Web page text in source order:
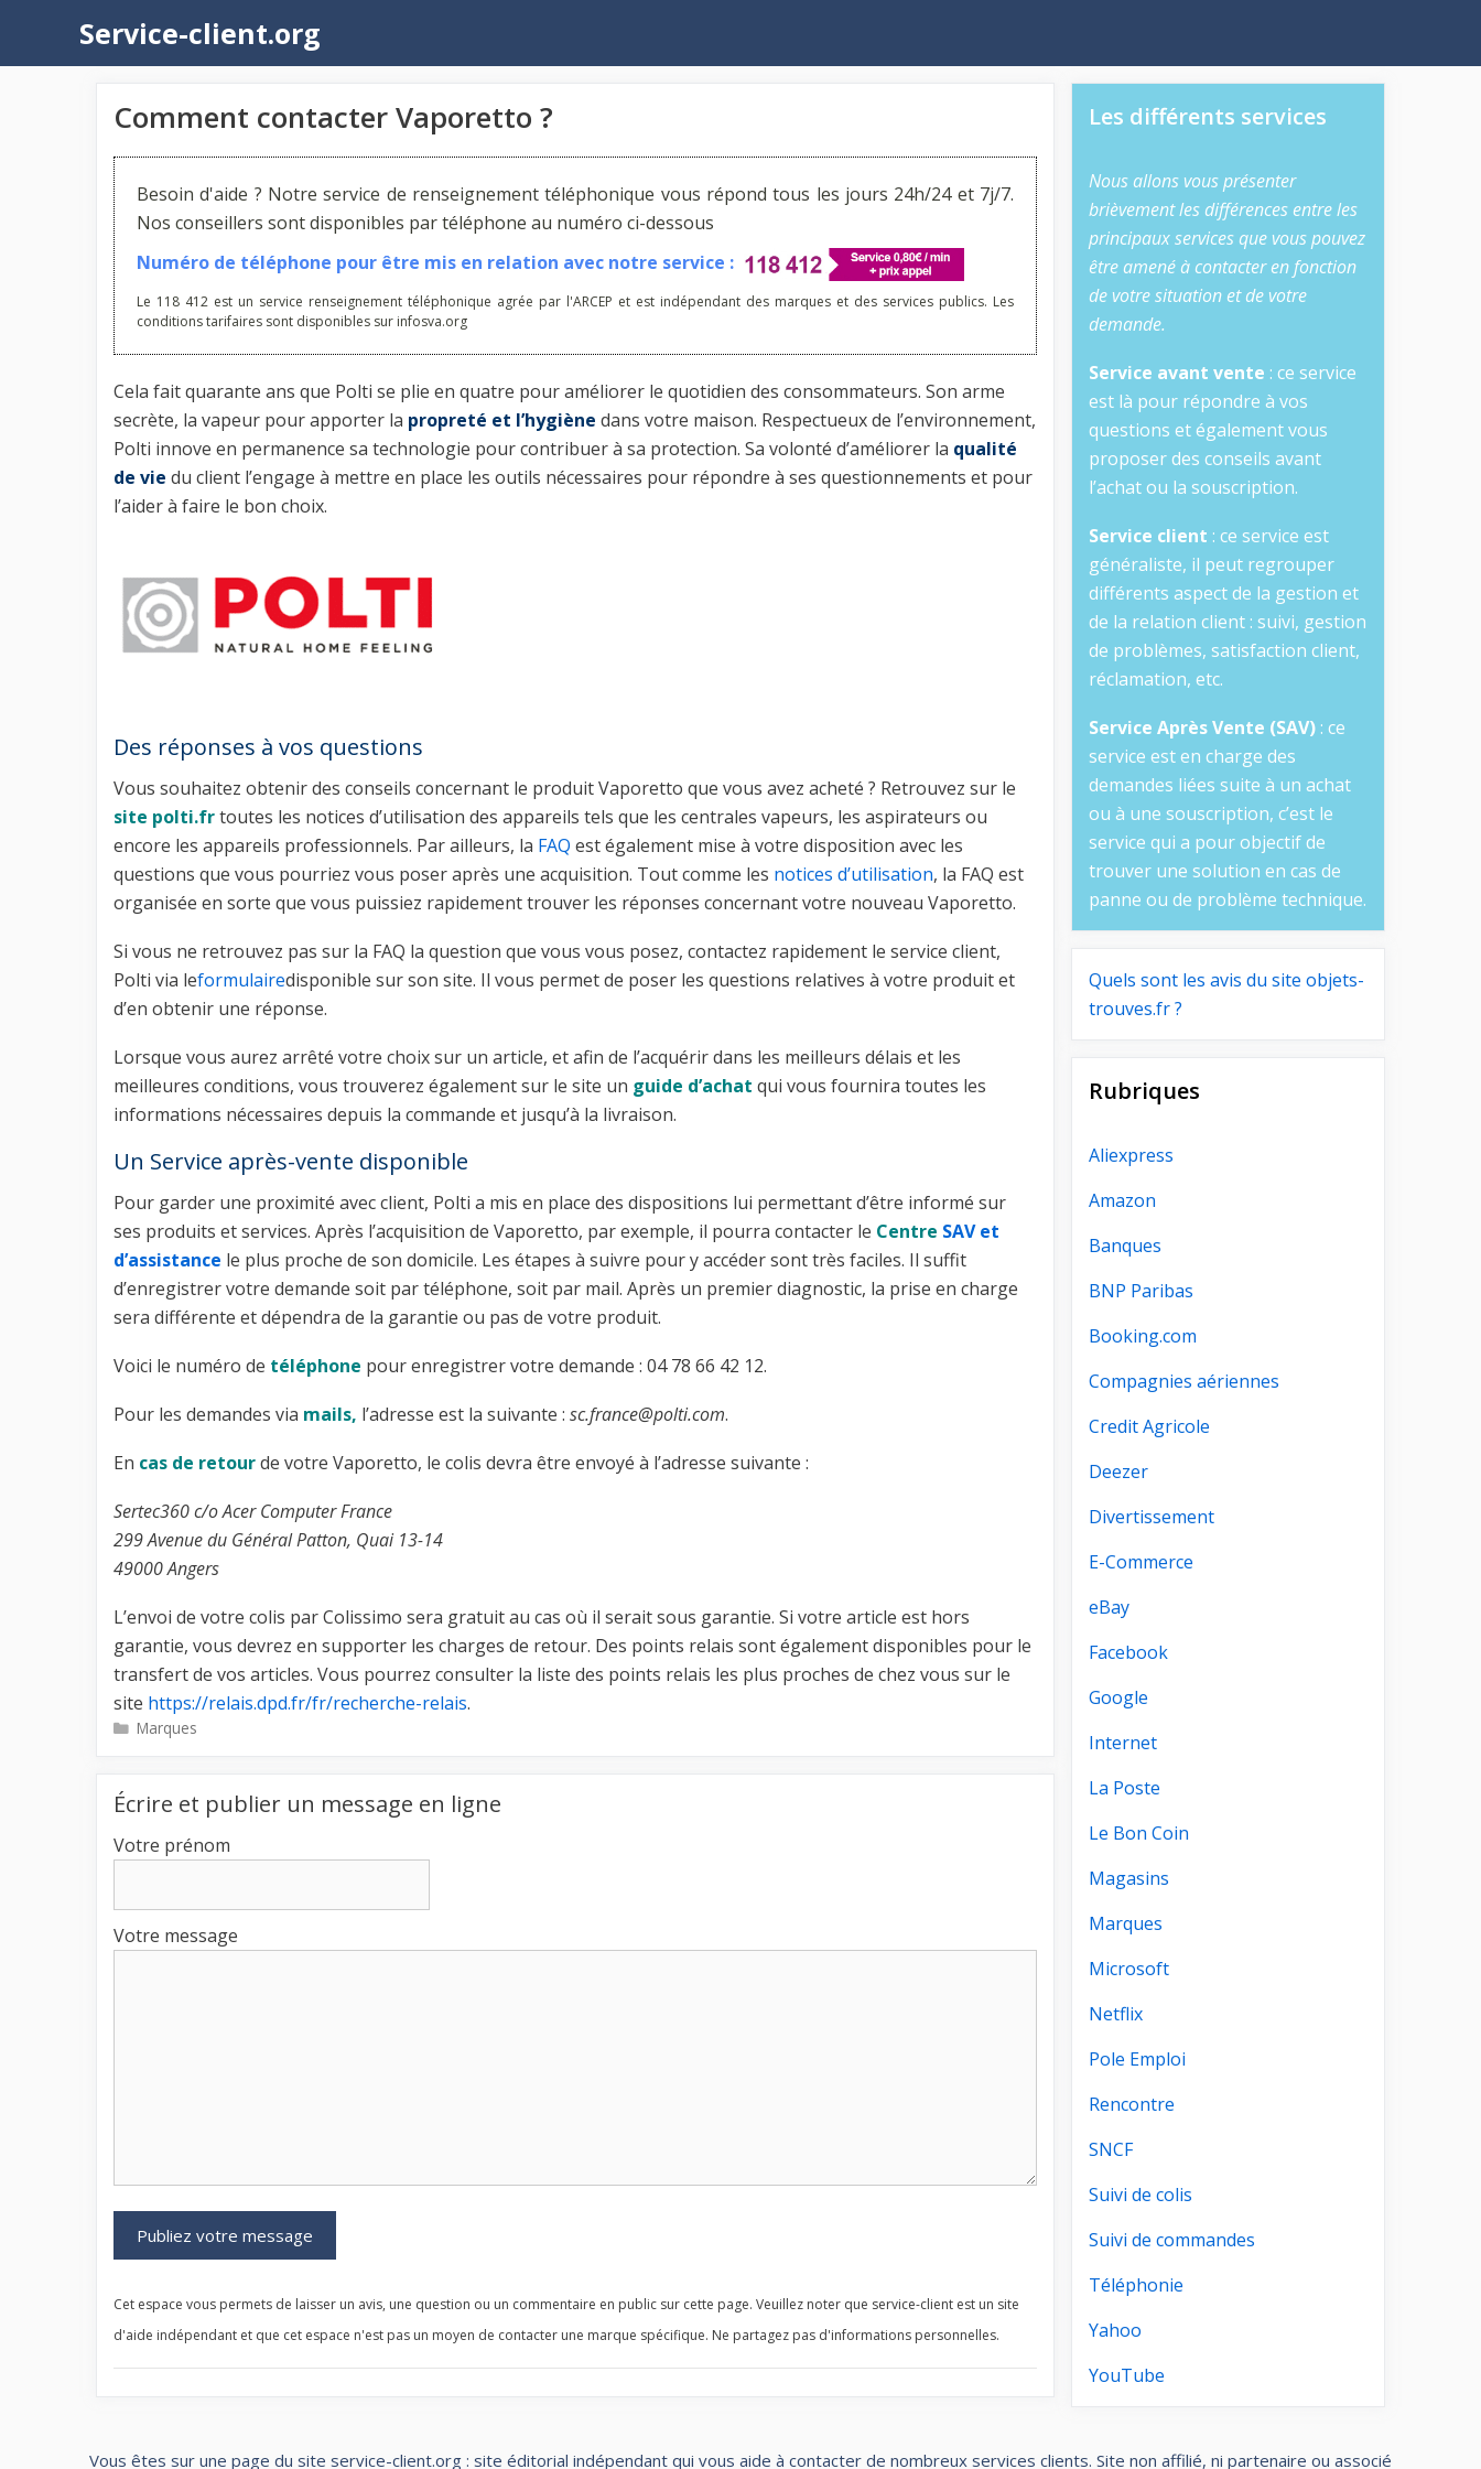
contenu
Service-client.org
Comment contacter Vaporetto ?
Besoin d'aide ? Notre service de renseignement téléphonique vous répond tous les jours 24h/24 et 7j/7.
Nos conseillers sont disponibles par téléphone au numéro ci-dessous
Numéro de téléphone pour être mis en relation avec notre service :
Le 118 412 est un service renseignement téléphonique agrée par l'ARCEP et est indépendant des marques et des services publics. Les
conditions tarifaires sont disponibles sur infosva.org
Cela fait quarante ans que Polti se plie en quatre pour améliorer le quotidien des consommateurs. Son arme
secrète, la vapeur pour apporter la propreté et l’hygiène dans votre maison. Respectueux de l’environnement,
Polti innove en permanence sa technologie pour contribuer à sa protection. Sa volonté d’améliorer la qualité
de vie du client l’engage à mettre en place les outils nécessaires pour répondre à ses questionnements et pour
l’aider à faire le bon choix.
Des réponses à vos questions
Vous souhaitez obtenir des conseils concernant le produit Vaporetto que vous avez acheté ? Retrouvez sur le
site polti.frtoutes les notices d’utilisation des appareils tels que les centrales vapeurs, les aspirateurs ou
encore les appareils professionnels. Par ailleurs, la FAQ est également mise à votre disposition avec les
questions que vous pourriez vous poser après une acquisition. Tout comme les notices d’utilisation, la FAQ est
organisée en sorte que vous puissiez rapidement trouver les réponses concernant votre nouveau Vaporetto.
Si vous ne retrouvez pas sur la FAQ la question que vous vous posez, contactez rapidement le service client,
Polti via leformulairedisponible sur son site. Il vous permet de poser les questions relatives à votre produit et
d’en obtenir une réponse.
Lorsque vous aurez arrêté votre choix sur un article, et afin de l’acquérir dans les meilleurs délais et les
meilleures conditions, vous trouverez également sur le site un guide d’achat qui vous fournira toutes les
informations nécessaires depuis la commande et jusqu’à la livraison.
Un Service après-vente disponible
Pour garder une proximité avec client, Polti a mis en place des dispositions lui permettant d’être informé sur
ses produits et services. Après l’acquisition de Vaporetto, par exemple, il pourra contacter le Centre SAV et
d’assistance le plus proche de son domicile. Les étapes à suivre pour y accéder sont très faciles. Il suffit
d’enregistrer votre demande soit par téléphone, soit par mail. Après un premier diagnostic, la prise en charge
sera différente et dépendra de la garantie ou pas de votre produit.
Voici le numéro de téléphone pour enregistrer votre demande : 04 78 66 42 12.
Pour les demandes via mails, l’adresse est la suivante : sc.france@polti.com.
En cas de retourde votre Vaporetto, le colis devra être envoyé à l’adresse suivante :
Sertec360 c/o Acer Computer France
299 Avenue du Général Patton, Quai 13-14
49000 Angers
L’envoi de votre colis par Colissimo sera gratuit au cas où il serait sous garantie. Si votre article est hors
garantie, vous devrez en supporter les charges de retour. Des points relais sont également disponibles pour le
transfert de vos articles. Vous pourrez consulter la liste des points relais les plus proches de chez vous sur le
site https://relais.dpd.fr/fr/recherche-relais.
Catégories
Marques
Écrire et publier un message en ligne
Votre prénom
Votre message
Cet espace vous permets de laisser un avis, une question ou un commentaire en public sur cette page. Veuillez noter que service-client est un site
d'aide indépendant et que cet espace n'est pas un moyen de contacter une marque spécifique. Ne partagez pas d'informations personnelles.
Les différents services
Nous allons vous présenter
brièvement les différences entre les
principaux services que vous pouvez
être amené à contacter en fonction
de votre situation et de votre
demande.
Service avant vente : ce service
est là pour répondre à vos
questions et également vous
proposer des conseils avant
l’achat ou la souscription.
Service client : ce service est
généraliste, il peut regrouper
différents aspect de la gestion et
de la relation client : suivi, gestion
de problèmes, satisfaction client,
réclamation, etc.
Service Après Vente (SAV) : ce
service est en charge des
demandes liées suite à un achat
ou à une souscription, c’est le
service qui a pour objectif de
trouver une solution en cas de
panne ou de problème technique.
Quels sont les avis du site objets-
trouves.fr ?
Rubriques
Aliexpress
Amazon
Banques
BNP Paribas
Booking.com
Compagnies aériennes
Credit Agricole
Deezer
Divertissement
E-Commerce
eBay
Facebook
Google
Internet
La Poste
Le Bon Coin
Magasins
Marques
Microsoft
Netflix
Pole Emploi
Rencontre
SNCF
Suivi de colis
Suivi de commandes
Téléphonie
Yahoo
YouTube
Vous êtes sur une page du site service-client.org : site éditorial indépendant qui vous aide à contacter de nombreux services clients. Site non affilié, ni partenaire ou associé